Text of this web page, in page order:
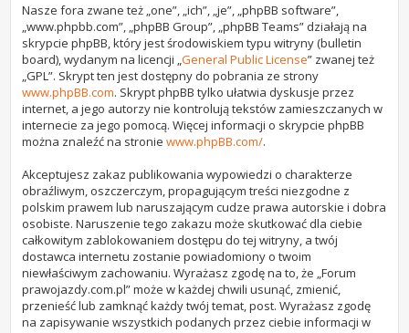
Nasze fora zwane też „one”, „ich”, „je”, „phpBB software”,
„www.phpbb.com”, „phpBB Group”, „phpBB Teams” działają na
skrypcie phpBB, który jest środowiskiem typu witryny (bulletin
board), wydanym na licencji „General Public License” zwanej też
„GPL”. Skrypt ten jest dostępny do pobrania ze strony
www.phpBB.com. Skrypt phpBB tylko ułatwia dyskusje przez
internet, a jego autorzy nie kontrolują tekstów zamieszczanych w
internecie za jego pomocą. Więcej informacji o skrypcie phpBB
można znaleźć na stroniewww.phpBB.com/.
Akceptujesz zakaz publikowania wypowiedzi o charakterze
obraźliwym, oszczerczym, propagującym treści niezgodne z
polskim prawem lub naruszającym cudze prawa autorskie i dobra
osobiste. Naruszenie tego zakazu może skutkować dla ciebie
całkowitym zablokowaniem dostępu do tej witryny, a twój
dostawca internetu zostanie powiadomiony o twoim
niewłaściwym zachowaniu. Wyrażasz zgodę na to, że „Forum
prawojazdy.com.pl” może w każdej chwili usunąć, zmienić,
przenieść lub zamknąć każdy twój temat, post. Wyrażasz zgodę
na zapisywanie wszystkich podanych przez ciebie informacji w